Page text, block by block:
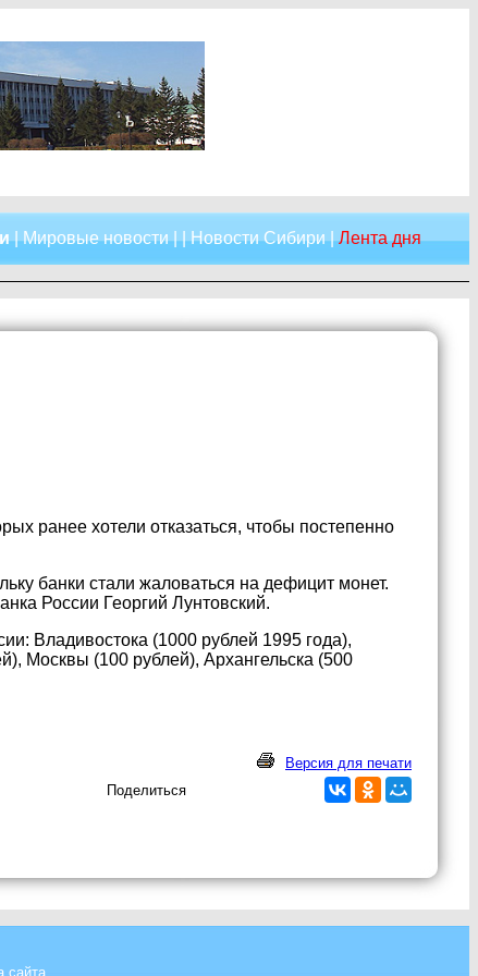
|Мировые новости| |Новости Сибири|Лента дня
ранее хотели отказаться, чтобы постепенно
банки стали жаловаться на дефицит монет.
России Георгий Лунтовский.
Владивостока (1000 рублей 1995 года),
Москвы (100 рублей), Архангельска (500
Версия для печати
Поделиться
сайта